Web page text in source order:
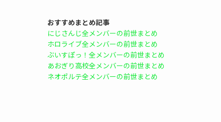
おすすめまとめ記事
にじさんじ全メンバーの前世まとめ
ホロライブ全メンバーの前世まとめ
ぶいすぽっ！全メンバーの前世まとめ
あおぎり高校全メンバーの前世まとめ
ネオポルテ全メンバーの前世まとめ